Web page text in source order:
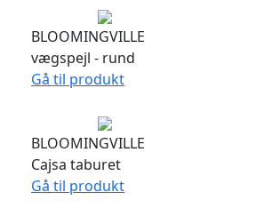
BLOOMINGVILLE
vægspejl - rund
Gå til produkt
BLOOMINGVILLE
Cajsa taburet
Gå til produkt